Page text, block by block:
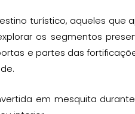
turístico, aqueles que
os segmentos
e partes das
em mesquita